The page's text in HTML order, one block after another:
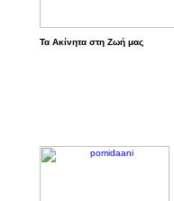
Τα Ακίνητα στη Ζωή μας